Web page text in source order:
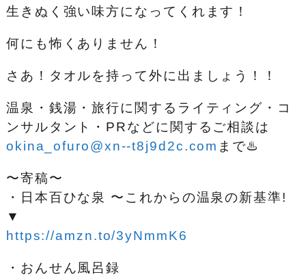
生きぬく強い味方になってくれます！
何にも怖くありません！
さあ！タオルを持って外に出ましょう！！
温泉・銭湯・旅行に関するライティング・コ
ンサルタント・PRなどに関するご相談は
okina_ofuro@xn--t8j9d2c.com まで♨️
〜寄稿〜
・日本百ひな泉 〜これからの温泉の新基準!
▼
https://amzn.to/3yNmmK6
・おんせん風呂録